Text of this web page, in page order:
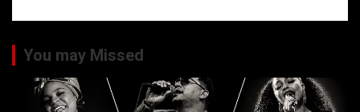
You may Missed